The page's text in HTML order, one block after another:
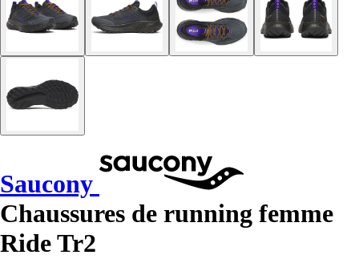
Saucony
Chaussures de running femme
Ride Tr2